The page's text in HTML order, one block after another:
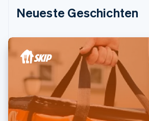
Neueste Geschichten
English
English
Luxemburg
Français Deutsch English
Malaysia
English简体中文
Malta
English